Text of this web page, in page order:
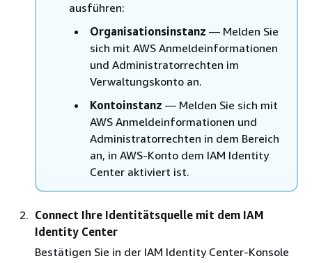
ausführen:
Organisationsinstanz — Melden Sie
sich mit AWS Anmeldeinformationen
und Administratorrechten im
Verwaltungskonto an.
Kontoinstanz — Melden Sie sich mit
AWS Anmeldeinformationen und
Administratorrechten in dem Bereich
an, in AWS-Konto dem IAM Identity
Center aktiviert ist.
Connect Ihre Identitätsquelle mit dem IAM
Identity Center
Bestätigen Sie in der IAM Identity Center-Konsole